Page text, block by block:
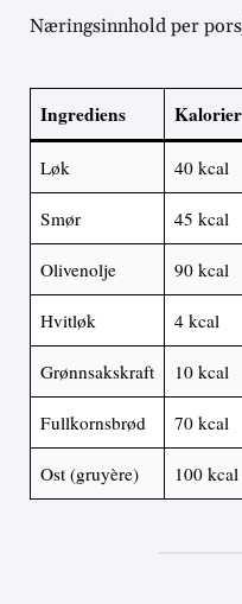
Næringsinnhold per
Ingrediens Kalorier
Løk 40 kcal
Smør 45 kcal
Olivenolje 90 kcal
Hvitløk 4 kcal
Grønnsakskraft 10 kcal
Fullkornsbrød 70 kcal
Ost (gruyère) 100 kcal